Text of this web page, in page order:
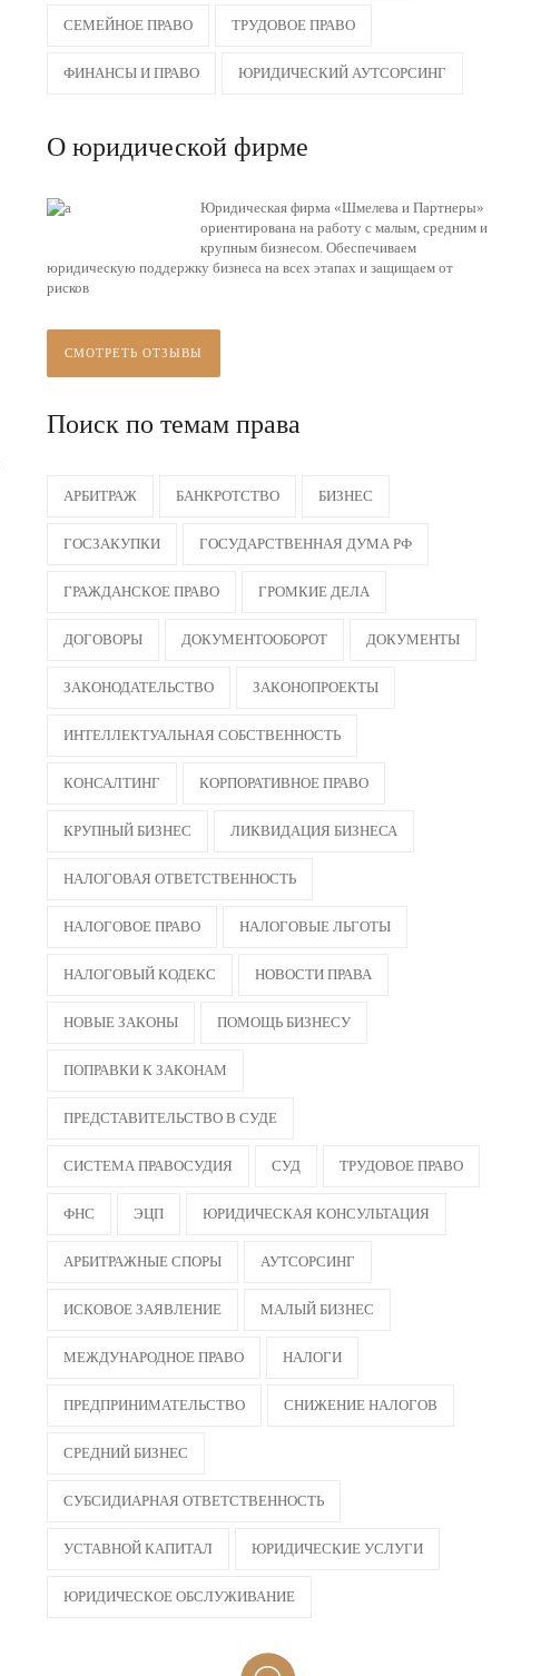
СЕМЕЙНОЕ ПРАВО ТРУДОВОЕ ПРАВО
ФИНАНСЫ И ПРАВО ЮРИДИЧЕСКИЙ АУТСОРСИНГ
О юридической фирме
Юридическая фирма «Шмелева и Партнеры»
ориентирована на работу с малым, средним и
крупным бизнесом. Обеспечиваем
юридическую поддержку бизнеса на всех этапах и защищаем от
рисков
СМОТРЕТЬ ОТЗЫВЫ
Поиск по темам права
АРБИТРАЖ БАНКРОТСТВО БИЗНЕС
ГОСЗАКУПКИ ГОСУДАРСТВЕННАЯ ДУМА РФ
ГРАЖДАНСКОЕ ПРАВО ГРОМКИЕ ДЕЛА
ДОГОВОРЫ ДОКУМЕНТООБОРОТ ДОКУМЕНТЫ
ЗАКОНОДАТЕЛЬСТВО ЗАКОНОПРОЕКТЫ
ИНТЕЛЛЕКТУАЛЬНАЯ СОБСТВЕННОСТЬ
КОНСАЛТИНГ КОРПОРАТИВНОЕ ПРАВО
КРУПНЫЙ БИЗНЕС ЛИКВИДАЦИЯ БИЗНЕСА
НАЛОГОВАЯ ОТВЕТСТВЕННОСТЬ
НАЛОГОВОЕ ПРАВО НАЛОГОВЫЕ ЛЬГОТЫ
НАЛОГОВЫЙ КОДЕКС НОВОСТИ ПРАВА
НОВЫЕ ЗАКОНЫ ПОМОЩЬ БИЗНЕСУ
ПОПРАВКИ К ЗАКОНАМ
ПРЕДСТАВИТЕЛЬСТВО В СУДЕ
СИСТЕМА ПРАВОСУДИЯ СУД ТРУДОВОЕ ПРАВО
ФНС ЭЦП ЮРИДИЧЕСКАЯ КОНСУЛЬТАЦИЯ
АРБИТРАЖНЫЕ СПОРЫ АУТСОРСИНГ
ИСКОВОЕ ЗАЯВЛЕНИЕ МАЛЫЙ БИЗНЕС
МЕЖДУНАРОДНОЕ ПРАВО НАЛОГИ
ПРЕДПРИНИМАТЕЛЬСТВО СНИЖЕНИЕ НАЛОГОВ
СРЕДНИЙ БИЗНЕС
СУБСИДИАРНАЯ ОТВЕТСТВЕННОСТЬ
УСТАВНОЙ КАПИТАЛ ЮРИДИЧЕСКИЕ УСЛУГИ
ЮРИДИЧЕСКОЕ ОБСЛУЖИВАНИЕ